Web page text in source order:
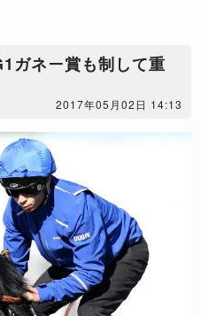
ガネー賞も制して重
2017年05月02日 14:13